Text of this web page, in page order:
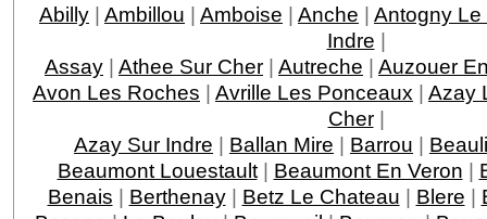
Abilly | Ambillou | Amboise | Anche | Antogny Le
Indre |
Assay | Athee Sur Cher | Autreche | Auzouer
Avon Les Roches | Avrille Les Ponceaux | Azay
Cher|
Azay Sur Indre | Ballan Mire | Barrou |
Beaumont Louestault| Beaumont En Veron |
Benais | Berthenay| Betz Le Chateau | Blere |